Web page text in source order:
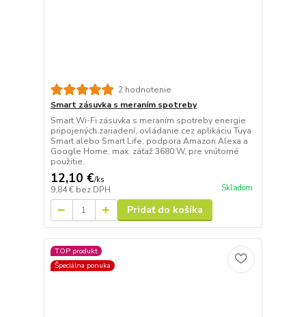
2 hodnotenie
Smart zásuvka s meraním spotreby
Smart Wi-Fi zásuvka s meraním spotreby energie
pripojených zariadení, ovládanie cez aplikáciu Tuya
Smart alebo Smart Life, podpora Amazon Alexa a
Google Home, max. záťaž 3680 W, pre vnútorné
použitie.
12,10 €/ks
9,84 € bez DPH Skladom
Pridať do košíka
TOP produkt
Špeciálna ponuka